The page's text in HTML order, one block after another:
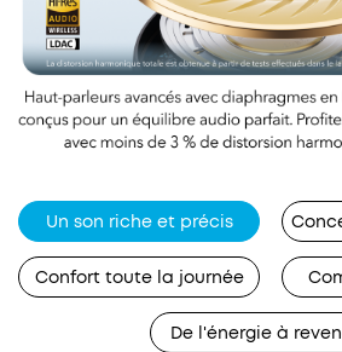
Un son riche et précis
Confort toute la journée
De l'énergie à